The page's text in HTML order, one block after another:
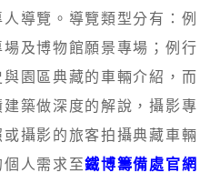
導覽。導覽類型分有：例
及博物館願景專場；例行
園區典藏的車輛介紹，而
築做深度的解說，攝影專
攝影的旅客拍攝典藏車輛
個人需求至鐵博籌備處官網